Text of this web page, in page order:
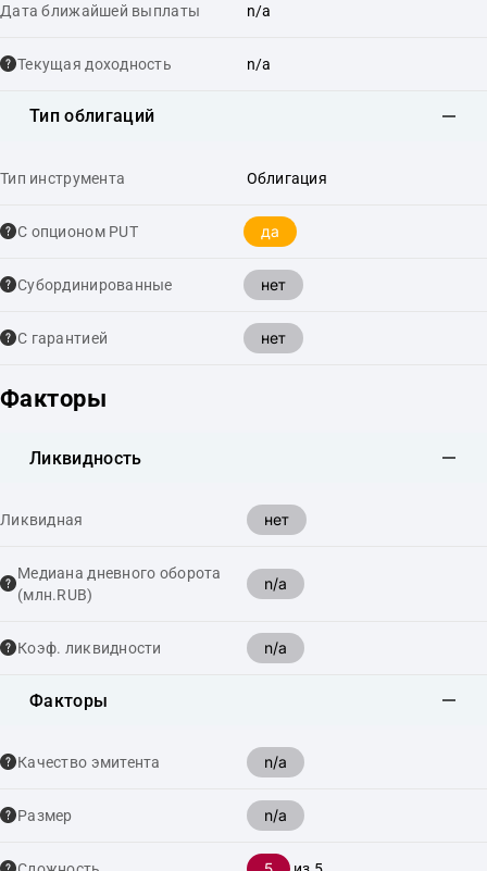
Дата ближайшей выплаты n/a
Текущая доходность n/a
Тип облигаций
Тип инструмента Облигация
С опционом PUT да
Cубординированные нет
С гарантией нет
Факторы
Ликвидность
Ликвидная нет
Медиана дневного оборота
(млн.RUB)
n/a
Коэф. ликвидности n/a
Факторы
Качество эмитента n/a
Размер n/a